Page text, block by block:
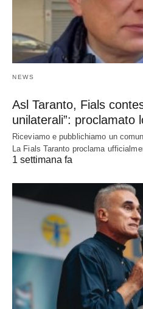
NEWS
Asl Taranto, Fials
unilaterali”: proclamato
Riceviamo e pubblichiamo un
La Fials Taranto proclama
1 settimana fa